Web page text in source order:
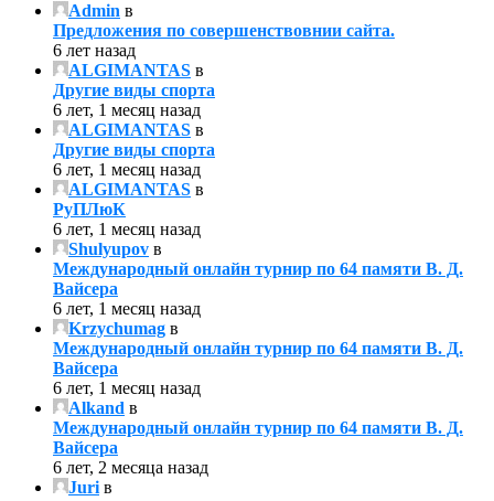
Admin в
Предложения по совершенствовнии сайта.
6 лет назад
ALGIMANTAS в
Другие виды спорта
6 лет, 1 месяц назад
ALGIMANTAS в
Другие виды спорта
6 лет, 1 месяц назад
ALGIMANTAS в
РуПЛюК
6 лет, 1 месяц назад
Shulyupov в
Международный онлайн турнир по 64 памяти В. Д.
Вайсера
6 лет, 1 месяц назад
Krzychumag в
Международный онлайн турнир по 64 памяти В. Д.
Вайсера
6 лет, 1 месяц назад
Alkand в
Международный онлайн турнир по 64 памяти В. Д.
Вайсера
6 лет, 2 месяца назад
Juriв